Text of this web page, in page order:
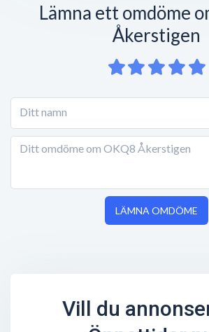
Lämna ett omdöme
Åkerstigen
LÄMNA OMDÖME
Vill du